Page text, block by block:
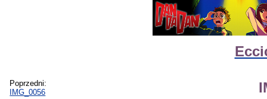
Poprzedni:
IMG_0056